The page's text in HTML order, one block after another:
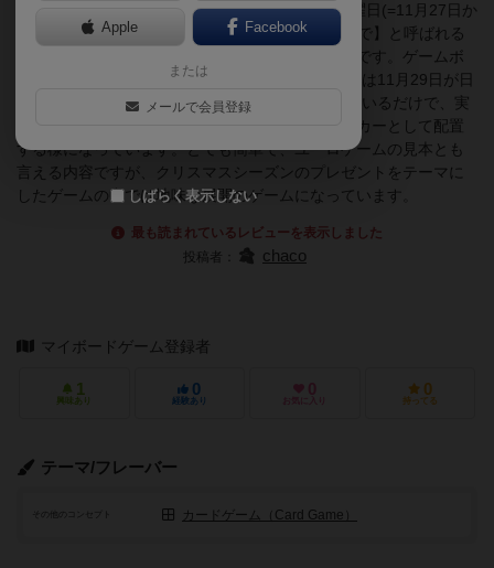
『Tomten』はユール【11月30日に最も近い日曜日(=11月27日か
ら12月3日の間)から聖クヌートの日(=1月13日)まで】と呼ばれる
スウェーデンのクリスマスをテーマとしたゲームです。ゲームボ
ードは日付を兼ねたターントラック(ゲーム上の暦は11月29日が日
曜日となっています)の周囲が得点記録欄になっているだけで、実
際のプレイは入手したカード上に、ダイスをワーカーとして配置
する様になっています。とても簡単で、ユーロゲームの見本とも
言える内容ですが、クリスマスシーズンのプレゼントをテーマに
したゲームの中では地味な展開のゲームになっています。
最も読まれているレビューを表示しました
投稿者：
chaco
マイボードゲーム登録者
1
興味あり
0
経験あり
0
お気に入り
0
持ってる
テーマ/フレーバー
その他のコンセプト カードゲーム（Card Game）
Apple Facebook
または
メールで会員登録
しばらく表示しない